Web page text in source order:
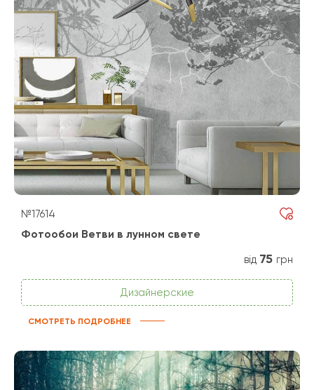
№17614
Фотообои Ветви в лунном свете
від 75 грн
Дизайнерские
СМОТРЕТЬ ПОДРОБНЕЕ